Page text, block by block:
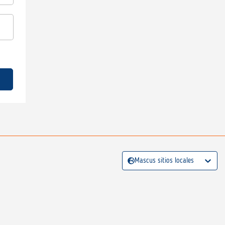
Mascus sitios locales